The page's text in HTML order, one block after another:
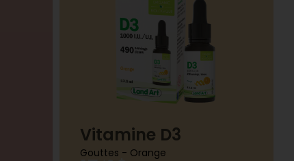
Vitamine D3
Gouttes - Orange